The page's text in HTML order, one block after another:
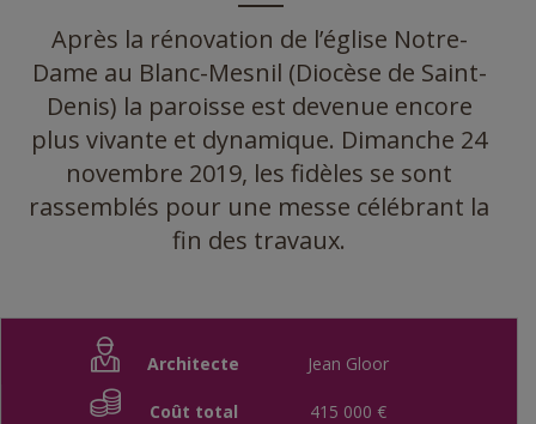
Après la rénovation de l’église Notre-
Dame au Blanc-Mesnil (Diocèse de Saint-
Denis) la paroisse est devenue encore
plus vivante et dynamique. Dimanche 24
novembre 2019, les fidèles se sont
rassemblés pour une messe célébrant la
fin des travaux.
Architecte Jean Gloor
Coût total 415 000 €